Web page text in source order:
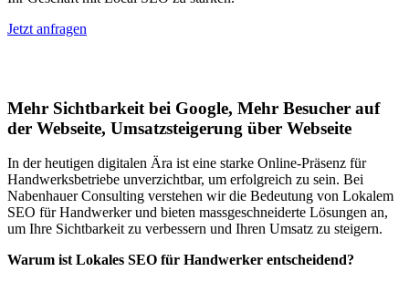
Jetzt anfragen
Mehr Sichtbarkeit bei Google, Mehr Besucher auf
der Webseite, Umsatzsteigerung über Webseite
In der heutigen digitalen Ära ist eine starke Online-Präsenz für
Handwerksbetriebe unverzichtbar, um erfolgreich zu sein. Bei
Nabenhauer Consulting verstehen wir die Bedeutung von Lokalem
SEO für Handwerker und bieten massgeschneiderte Lösungen an,
um Ihre Sichtbarkeit zu verbessern und Ihren Umsatz zu steigern.
Warum ist Lokales SEO für Handwerker entscheidend?